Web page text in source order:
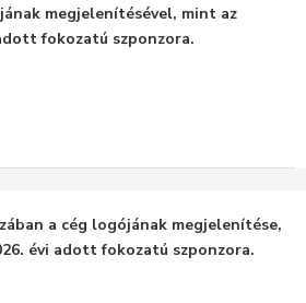
megjelenítésével, mint az
fokozatú szponzora.
a cég logójának megjelenítése,
évi adott fokozatú szponzora.